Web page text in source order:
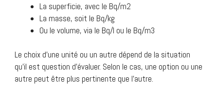
La superficie, avec le Bq/m2
La masse, soit le Bq/kg
Ou le volume, via le Bq/l ou le Bq/m3
Le choix d’une unité ou un autre dépend de la situation
qu’il est question d’évaluer. Selon le cas, une option ou une
autre peut être plus pertinente que l’autre.